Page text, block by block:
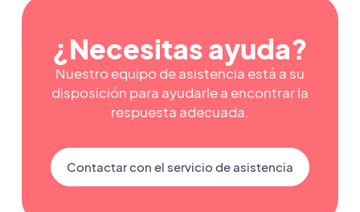
¿Necesitas ayuda?
Nuestro equipo de asistencia está a su
disposición para ayudarle a encontrar la
respuesta adecuada.
Contactar con el servicio de asistencia